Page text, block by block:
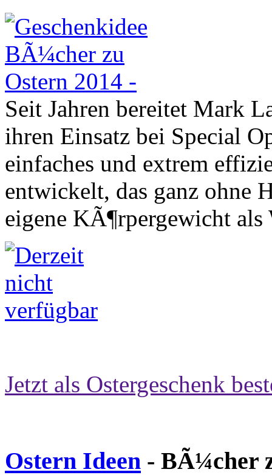
Seit Jahren bereitet Mark
ihren Einsatz bei Special
einfaches und extrem
entwickelt, das ganz ohne
eigene KÃ¶rpergewicht als
Jetzt als Ostergeschenk
Ostern Ideen - BÃ¼cher